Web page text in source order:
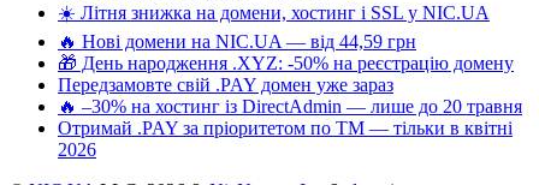
☀️ Літня знижка на домени, хостинг і SSL у NIC.UA
🔥 Нові домени на NIC.UA — від 44,59 грн
🎁 День народження .XYZ: -50% на реєстрацію домену
Передзамовте свій .PAY домен уже зараз
🔥 –30% на хостинг із DirectAdmin — лише до 20 травня
Отримай .PAY за пріоритетом по ТМ — тільки в квітні
2026